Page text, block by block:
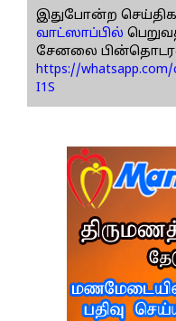
இதுபோன்ற
வாட்ஸாப்பில்
சேனலை
https://whatsapp.com/
I1S